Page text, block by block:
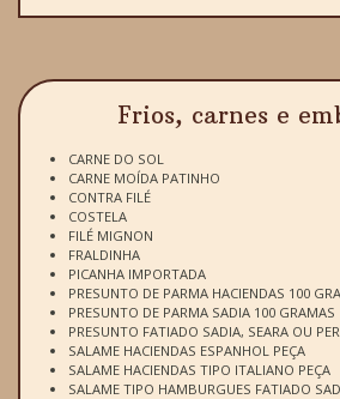
Frios, carnes e
CARNE DO SOL
CARNE MOÍDA PATINHO
CONTRA FILÉ
COSTELA
FILÉ MIGNON
FRALDINHA
PICANHA IMPORTADA
PRESUNTO DE PARMA HACIENDAS 100
PRESUNTO DE PARMA SADIA 100 GRAMAS
PRESUNTO FATIADO SADIA, SEARA OU
SALAME HACIENDAS ESPANHOL PEÇA
SALAME HACIENDAS TIPO ITALIANO PEÇA
SALAME TIPO HAMBURGUES FATIADO